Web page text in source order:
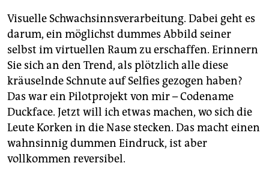
Visuelle Schwachsinnsverarbeitung. Dabei geht es
darum, ein möglichst dummes Abbild seiner
selbst im virtuellen Raum zu erschaffen. Erinnern
Sie sich an den Trend, als plötzlich alle diese
kräuselnde Schnute auf Selfies gezogen haben?
Das war ein Pilotprojekt von mir – Codename
Duckface. Jetzt will ich etwas machen, wo sich die
Leute Korken in die Nase stecken. Das macht einen
wahnsinnig dummen Eindruck, ist aber
vollkommen reversibel.